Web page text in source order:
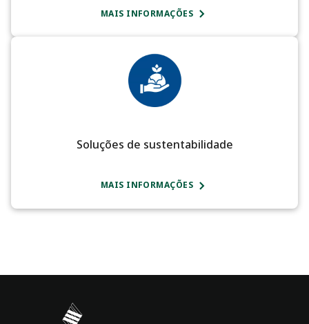
MAIS INFORMAÇÕES
Soluções de sustentabilidade
MAIS INFORMAÇÕES